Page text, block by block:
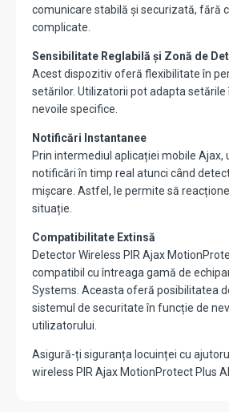
comunicare stabilă și securizată, fără
complicate.
Sensibilitate Reglabilă și Zonă de
Acest dispozitiv oferă flexibilitate în
setărilor. Utilizatorii pot adapta setările
nevoile specifice.
Notificări Instantanee
Prin intermediul aplicației mobile Ajax,
notificări în timp real atunci când
mișcare. Astfel, le permite să
situație.
Compatibilitate Extinsă
Detector Wireless PIR Ajax
compatibil cu întreaga gamă de
Systems. Aceasta oferă posibilitatea
sistemul de securitate în funcție de
utilizatorului.
Asigură-ți siguranța locuinței cu
wireless PIR Ajax MotionProtect Plus